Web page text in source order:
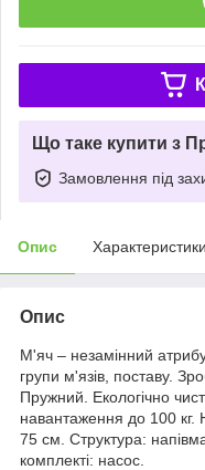
Що таке купити з
Замовлення під
Опис Характеристики
Опис
М'яч – незамінний
групи м'язів, поставу.
Пружний. Екологічно
навантаження до 100 кг.
75 см. Структура:
комплекті: насос.